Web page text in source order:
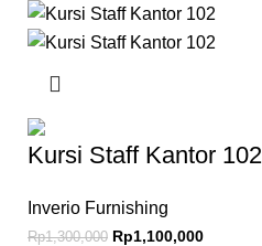
Kursi Staff Kantor 102
Inverio Furnishing
Rp1,300,000 Rp1,100,000